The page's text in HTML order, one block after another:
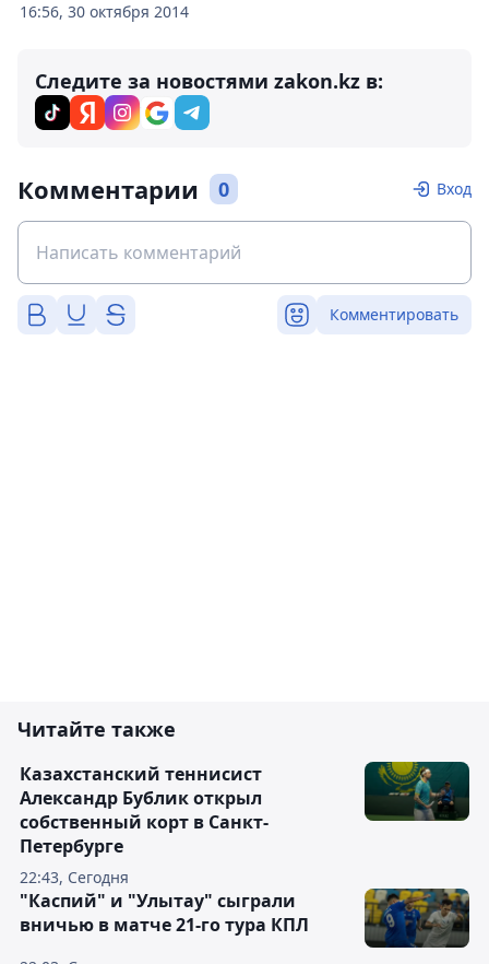
16:56, 30 октября 2014
Следите за новостями zakon.kz в:
Комментарии 0 Вход
Комментировать
Читайте также
22:43, Сегодня
Казахстанский теннисист
Александр Бублик открыл
собственный корт в Санкт-
Петербурге
"Каспий" и "Улытау" сыграли
вничью в матче 21-го тура КПЛ